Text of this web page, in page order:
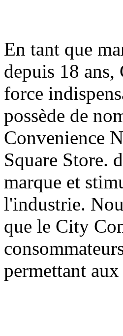
En tant que
depuis 18
force
possède de
Convenience
Square Store.
marque et
l'industrie.
que le City
permettant